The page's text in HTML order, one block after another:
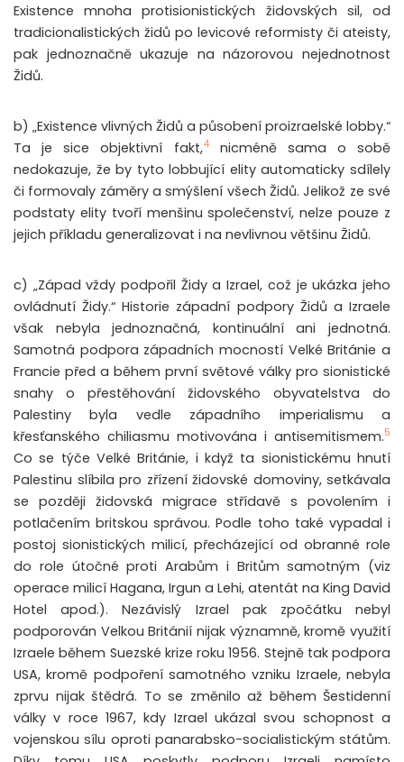
Existence mnoha protisionistických židovských sil, od
tradicionalistických židů po levicové reformisty či ateisty,
pak jednoznačně ukazuje na názorovou nejednotnost
Židů.
b) „Existence vlivných Židů a působení proizraelské lobby.“
Ta je sice objektivní fakt,4nicméně sama o sobě
nedokazuje, že by tyto lobbující elity automaticky sdílely
či formovaly záměry a smýšlení všech Židů. Jelikož ze své
podstaty elity tvoří menšinu společenství, nelze pouze z
jejich příkladu generalizovat i na nevlivnou většinu Židů.
c) „Západ vždy podpořil Židy a Izrael, což je ukázka jeho
ovládnutí Židy.“ Historie západní podpory Židů a Izraele
však nebyla jednoznačná, kontinuální ani jednotná.
Samotná podpora západních mocností Velké Británie a
Francie před a během první světové války pro sionistické
snahy o přestěhování židovského obyvatelstva do
Palestiny byla vedle západního imperialismu a
křesťanského chiliasmu motivována i antisemitismem.5
Co se týče Velké Británie, i když ta sionistickému hnutí
Palestinu slíbila pro zřízení židovské domoviny, setkávala
se později židovská migrace střídavě s povolením i
potlačením britskou správou. Podle toho také vypadal i
postoj sionistických milicí, přecházející od obranné role
do role útočné proti Arabům i Britům samotným (viz
operace milicí Hagana, Irgun a Lehi, atentát na King David
Hotel apod.). Nezávislý Izrael pak zpočátku nebyl
podporován Velkou Británií nijak významně, kromě využití
Izraele během Suezské krize roku 1956. Stejně tak podpora
USA, kromě podpoření samotného vzniku Izraele, nebyla
zprvu nijak štědrá. To se změnilo až během Šestidenní
války v roce 1967, kdy Izrael ukázal svou schopnost a
vojenskou sílu oproti panarabsko-socialistickým státům.